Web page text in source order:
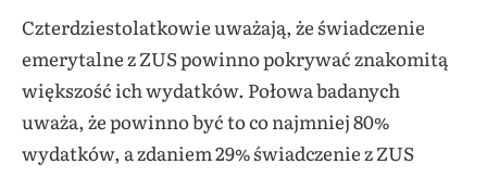
Czterdziestolatkowie uważają, że świadczenie
emerytalne z ZUS powinno pokrywać znakomitą
większość ich wydatków. Połowa badanych
uważa, że powinno być to co najmniej 80%
wydatków, a zdaniem 29% świadczenie z ZUS